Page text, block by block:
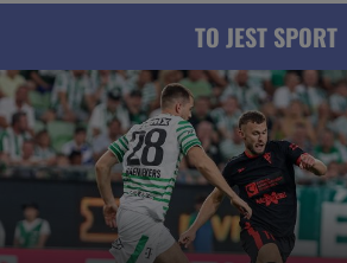
TO JEST SPORT